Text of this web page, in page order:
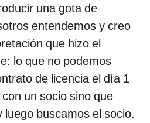
una gota de
entendemos y creo
que hizo el
lo que no podemos
de licencia el día 1
un socio sino que
buscamos el socio.